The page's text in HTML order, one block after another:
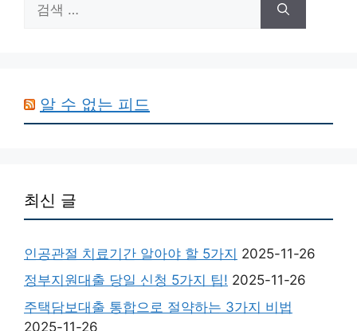
색:
알 수 없는 피드
최신 글
인공관절 치료기간 알아야 할 5가지 2025-11-26
정부지원대출 당일 신청 5가지 팁! 2025-11-26
주택담보대출 통합으로 절약하는 3가지 비법
2025-11-26